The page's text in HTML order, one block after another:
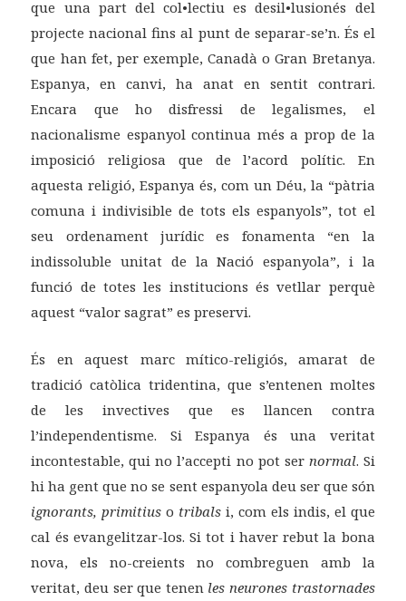
que una part del col•lectiu es desil•lusionés del
projecte nacional fins al punt de separar-se’n. És el
que han fet, per exemple, Canadà o Gran Bretanya.
Espanya, en canvi, ha anat en sentit contrari.
Encara que ho disfressi de legalismes, el
nacionalisme espanyol continua més a prop de la
imposició religiosa que de l’acord polític. En
aquesta religió, Espanya és, com un Déu, la “pàtria
comuna i indivisible de tots els espanyols”, tot el
seu ordenament jurídic es fonamenta “en la
indissoluble unitat de la Nació espanyola”, i la
funció de totes les institucions és vetllar perquè
aquest “valor sagrat” es preservi.
És en aquest marc mítico-religiós, amarat de
tradició catòlica tridentina, que s’entenen moltes
de les invectives que es llancen contra
l’independentisme. Si Espanya és una veritat
incontestable, qui no l’accepti no pot ser normal. Si
hi ha gent que no se sent espanyola deu ser que són
ignorants, primitius o tribals i, com els indis, el que
cal és evangelitzar-los. Si tot i haver rebut la bona
nova, els no-creients no combreguen amb la
veritat, deu ser que tenen les neurones trastornades